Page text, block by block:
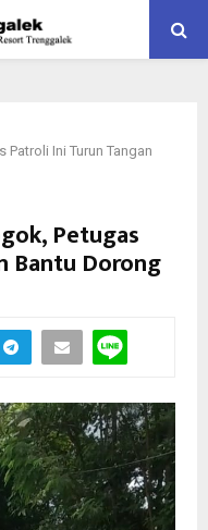
Ini Turun Tangan
Petugas
Bantu Dorong